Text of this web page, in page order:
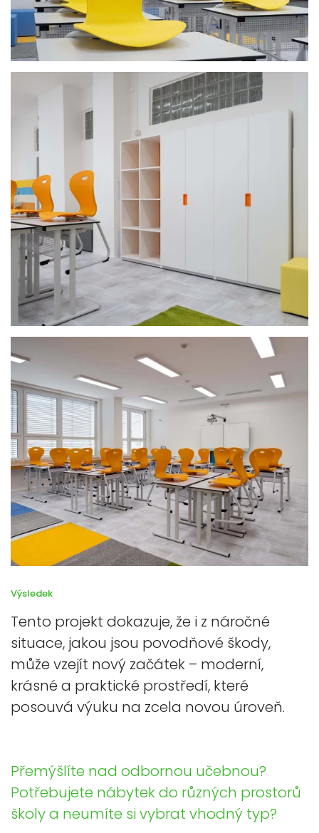
Výsledek
Tento projekt dokazuje, že i z náročné
situace, jakou jsou povodňové škody,
může vzejít nový začátek – moderní,
krásné a praktické prostředí, které
posouvá výuku na zcela novou úroveň.
Přemýšlíte nad odbornou učebnou?
Potřebujete nábytek do různých prostorů
školy a neumíte si vybrat vhodný typ?